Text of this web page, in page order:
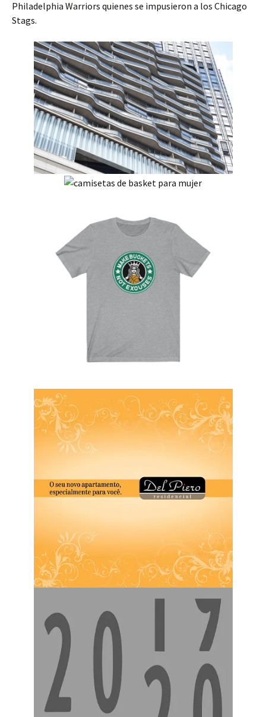
Philadelphia Warriors quienes se impusieron a los Chicago
Stags.